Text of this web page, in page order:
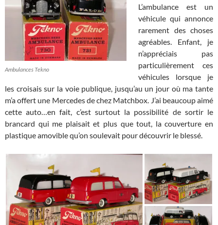
Ambulances Tekno
L’ambulance est un
véhicule qui annonce
rarement des choses
agréables. Enfant, je
n’appréciais pas
particulièrement ces
véhicules lorsque je
les croisais sur la voie publique, jusqu’au un jour où ma tante
m’a offert une Mercedes de chez Matchbox. J’ai beaucoup aimé
cette auto…en fait, c’est surtout la possibilité de sortir le
brancard qui me plaisait et plus que tout, la couverture en
plastique amovible qu’on soulevait pour découvrir le blessé.